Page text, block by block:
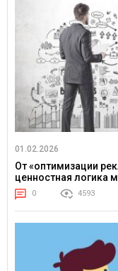
01.02.2026
От «оптимизации
ценностная логика
0 4593